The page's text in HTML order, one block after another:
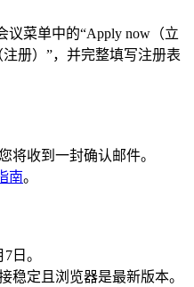
议菜单中的“Apply now（立
注册）”，并完整填写注册表
将收到一封确认邮件。
南。​​​​​​​
日。
稳定且浏览器是最新版本。